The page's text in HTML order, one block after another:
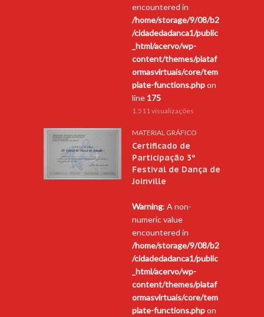
encountered in
/home/storage/9/08/b2
/cidadedadanca1/public
_html/acervo/wp-
content/themes/plataf
ormasvirtuais/core/tem
plate-functions.phpon
line 175
1.511 visualizações
MATERIAL GRÁFICO
Certificado de
Participação 3º
Festival de Dança de
Joinville
Warning: A non-
numeric value
encountered in
/home/storage/9/08/b2
/cidadedadanca1/public
_html/acervo/wp-
content/themes/plataf
ormasvirtuais/core/tem
plate-functions.phpon